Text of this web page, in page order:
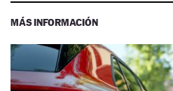
MÁS INFORMACIÓN